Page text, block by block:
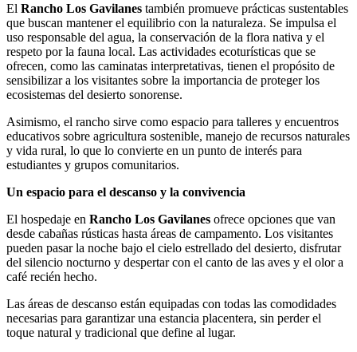
El Rancho Los Gavilanes también promueve prácticas sustentables
que buscan mantener el equilibrio con la naturaleza. Se impulsa el
uso responsable del agua, la conservación de la flora nativa y el
respeto por la fauna local. Las actividades ecoturísticas que se
ofrecen, como las caminatas interpretativas, tienen el propósito de
sensibilizar a los visitantes sobre la importancia de proteger los
ecosistemas del desierto sonorense.
Asimismo, el rancho sirve como espacio para talleres y encuentros
educativos sobre agricultura sostenible, manejo de recursos naturales
y vida rural, lo que lo convierte en un punto de interés para
estudiantes y grupos comunitarios.
Un espacio para el descanso y la convivencia
El hospedaje en Rancho Los Gavilanes ofrece opciones que van
desde cabañas rústicas hasta áreas de campamento. Los visitantes
pueden pasar la noche bajo el cielo estrellado del desierto, disfrutar
del silencio nocturno y despertar con el canto de las aves y el olor a
café recién hecho.
Las áreas de descanso están equipadas con todas las comodidades
necesarias para garantizar una estancia placentera, sin perder el
toque natural y tradicional que define al lugar.